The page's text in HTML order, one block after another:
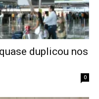
duplicou nos
0